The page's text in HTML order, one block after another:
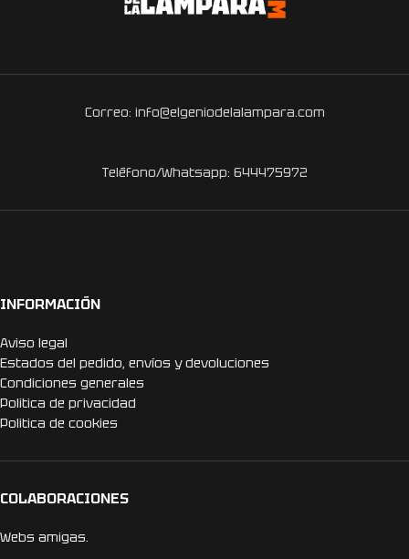
Correo: info@elgeniodelalampara.com
Teléfono/Whatsapp: 644475972
INFORMACIÓN
Aviso legal
Estados del pedido, envíos y devoluciones
Condiciones generales
Politica de privacidad
Politica de cookies
COLABORACIONES
Webs amigas.